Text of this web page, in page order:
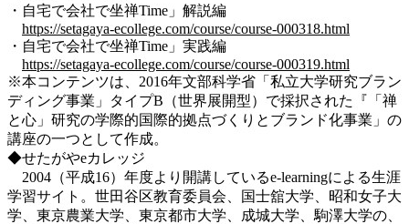
・自宅で会社で坐禅Time」解説編
https://setagaya-ecollege.com/course/course-000318.html
・自宅で会社で坐禅Time」実践編
https://setagaya-ecollege.com/course/course-000319.html
※本コンテンツは、2016年文部科学省「私立大学研究ブラン
ディング事業」タイプB（世界展開型）で採択された『「禅
と心」研究の学際的国際的拠点づくりとブランド化事業」の
講座の一つとして作成。
◆せたがやeカレッジ
2004（平成16）年度より開講しているe-learningによる生涯
学習サイト。世田谷区教育委員会、国士舘大学、昭和女子大
学、東京農業大学、東京都市大学、成城大学、駒澤大学の、